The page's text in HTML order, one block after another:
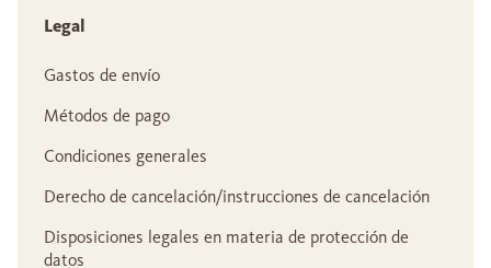
Legal
Gastos de envío
Métodos de pago
Condiciones generales
Derecho de cancelación/instrucciones de cancelación
Disposiciones legales en materia de protección de
datos